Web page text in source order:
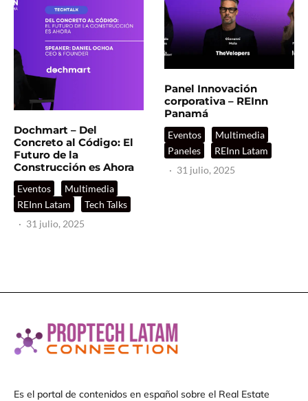
Dochmart – Del
Concreto al Código: El
Futuro de la
Construcción es Ahora
Eventos
Multimedia
REInn Latam
Tech Talks
· 31 julio, 2025
Panel Innovación
corporativa – REInn
Panamá
Eventos
Multimedia
Paneles
REInn Latam
· 31 julio, 2025
Es el portal de contenidos en español sobre el Real Estate